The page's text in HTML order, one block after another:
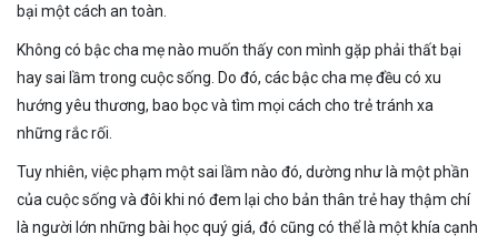
bại một cách an toàn.
Không có bậc cha mẹ nào muốn thấy con mình gặp phải thất bại
hay sai lầm trong cuộc sống. Do đó, các bậc cha mẹ đều có xu
hướng yêu thương, bao bọc và tìm mọi cách cho trẻ tránh xa
những rắc rối.
Tuy nhiên, việc phạm một sai lầm nào đó, dường như là một phần
của cuộc sống và đôi khi nó đem lại cho bản thân trẻ hay thậm chí
là người lớn những bài học quý giá, đó cũng có thể là một khía cạnh